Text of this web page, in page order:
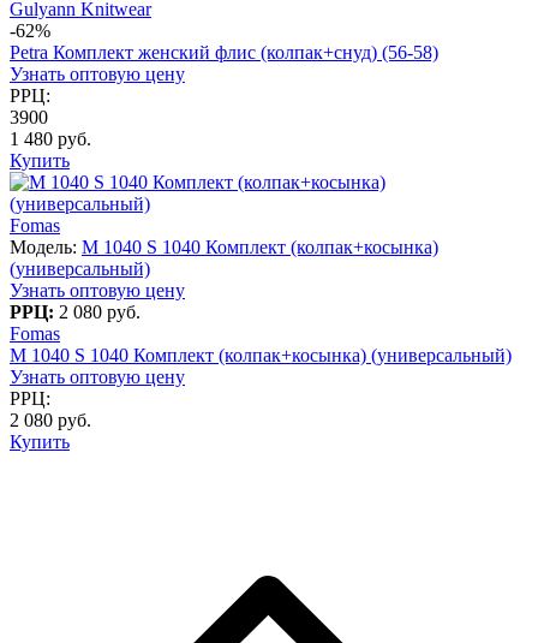
Gulyann Knitwear
-62%
Petra Комплект женский флис (колпак+снуд) (56-58)
Узнать оптовую цену
РРЦ:
3900
1 480 руб.
Купить
Fomas
Модель: M 1040 S 1040 Комплект (колпак+косынка)
(универсальный)
Узнать оптовую цену
РРЦ: 2 080 руб.
Fomas
M 1040 S 1040 Комплект (колпак+косынка) (универсальный)
Узнать оптовую цену
РРЦ:
2 080 руб.
Купить